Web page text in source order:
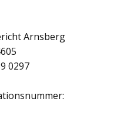
Arnsberg
0297